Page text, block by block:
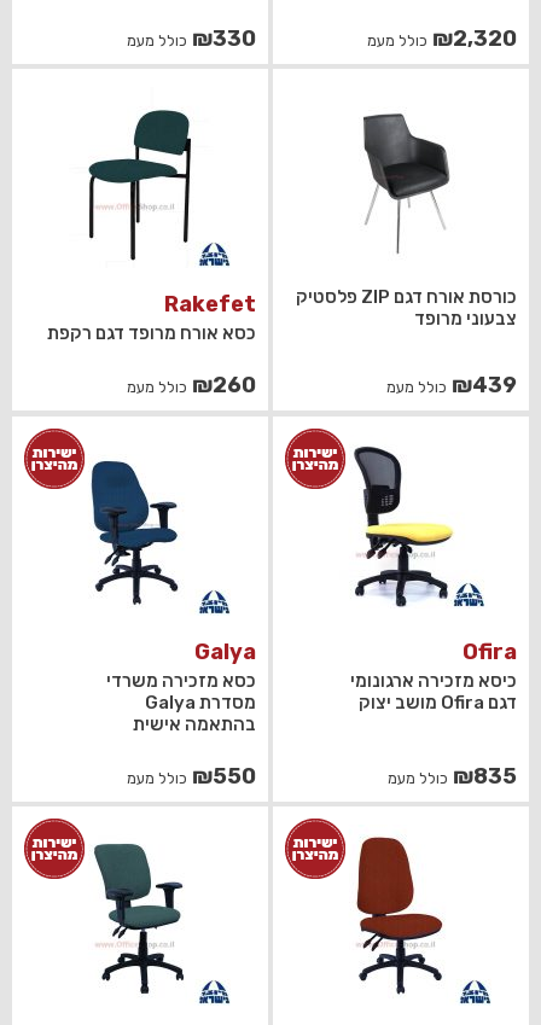
₪2,320 כולל מעמ ₪330 כולל מעמ
כורסת אורח דגם ZIP פלסטיק
צבעוני מרופד
₪439 כולל מעמ
Rakefet
כסא אורח מרופד דגם רקפת
₪260 כולל מעמ
Ofira
כיסא מזכירה ארגונומי
דגם Ofira מושב יצוק
₪835 כולל מעמ
Galya
כסא מזכירה משרדי
מסדרת Galya
בהתאמה אישית
₪550 כולל מעמ